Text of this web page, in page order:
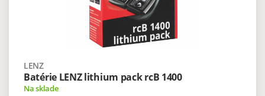
LENZ
Batérie LENZ lithium pack rcB 1400
Na sklade